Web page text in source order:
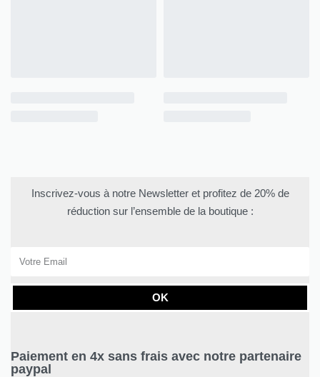
Inscrivez-vous à notre Newsletter et profitez de 20% de
réduction sur l’ensemble de la boutique :
OK
Paiement en 4x sans frais avec notre partenaire
paypal